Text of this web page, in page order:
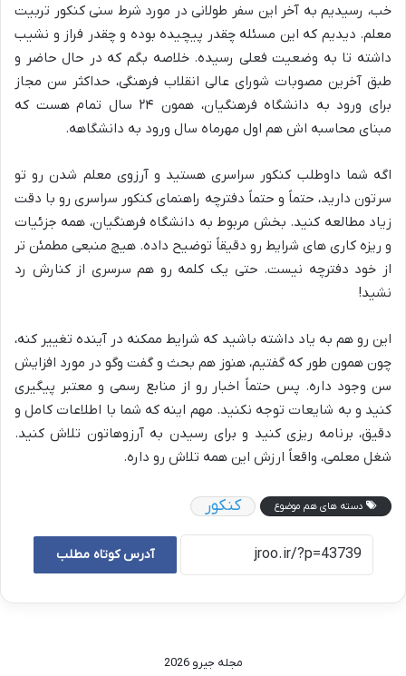
خب، رسیدیم به آخر این سفر طولانی در مورد شرط سنی کنکور تربیت
معلم. دیدیم که این مسئله چقدر پیچیده بوده و چقدر فراز و نشیب
داشته تا به وضعیت فعلی رسیده. خلاصه بگم که در حال حاضر و
طبق آخرین مصوبات شورای عالی انقلاب فرهنگی، حداکثر سن مجاز
برای ورود به دانشگاه فرهنگیان، همون ۲۴ سال تمام هست که
مبنای محاسبه اش هم اول مهرماه سال ورود به دانشگاهه.
اگه شما داوطلب کنکور سراسری هستید و آرزوی معلم شدن رو تو
سرتون دارید، حتماً و حتماً دفترچه راهنمای کنکور سراسری رو با دقت
زیاد مطالعه کنید. بخش مربوط به دانشگاه فرهنگیان، همه جزئیات
و ریزه کاری های شرایط رو دقیقاً توضیح داده. هیچ منبعی مطمئن تر
از خود دفترچه نیست. حتی یک کلمه رو هم سرسری از کنارش رد
نشید!
این رو هم به یاد داشته باشید که شرایط ممکنه در آینده تغییر کنه،
چون همون طور که گفتیم، هنوز هم بحث و گفت وگو در مورد افزایش
سن وجود داره. پس حتماً اخبار رو از منابع رسمی و معتبر پیگیری
کنید و به شایعات توجه نکنید. مهم اینه که شما با اطلاعات کامل و
دقیق، برنامه ریزی کنید و برای رسیدن به آرزوهاتون تلاش کنید.
شغل معلمی، واقعاً ارزش این همه تلاش رو داره.
دسته های هم موضوع کنکور
آدرس کوتاه مطلب
مجله جیرو 2026